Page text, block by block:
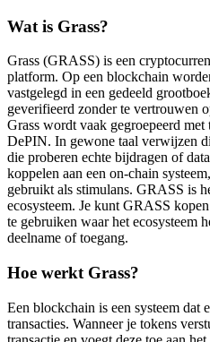
Wat is Grass?
Grass (GRASS) is een
platform. Op een blockchain
vastgelegd in een gedeeld
geverifieerd zonder te vertrouwen
Grass wordt vaak gegroepeerd met
DePIN. In gewone taal verwijzen
die proberen echte bijdragen of
koppelen aan een on-chain
gebruikt als stimulans. GRASS is
ecosysteem. Je kunt GRASS
te gebruiken waar het ecosysteem
deelname of toegang.
Hoe werkt Grass?
Een blockchain is een systeem dat
transacties. Wanneer je tokens